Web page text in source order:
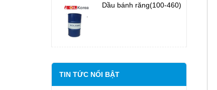
Dầu bánh răng(100-460)
TIN TỨC NỔI BẬT